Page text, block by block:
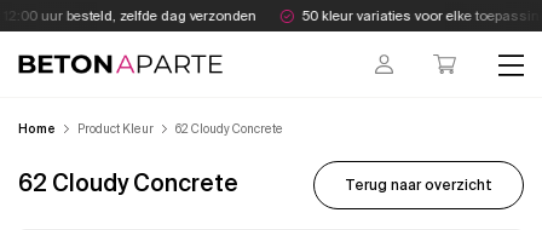
Skip
to
content
uur besteld, zelfde dag verzonden 50 kleur variaties voor elke toepassing
Beton Aparte
Home Product Kleur 62 Cloudy Concrete
62 Cloudy Concrete Terug naar overzicht